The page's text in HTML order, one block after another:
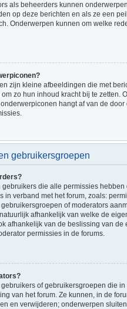
als beheerders kunnen
op deze berichten en als ze een
Onderwerpen kunnen om welke
zijn kleine afbeeldingen die met
zo hun inhoud kracht bij te zetten.
hangt af van de
gebruikersgroepen
gebruikers die alle permissies
in verband met het forum, zoals:
of moderators
afhankelijk van welke de
afhankelijk van de beslissing van de
permissies in de forums.
of gebruikersgroepen die in
van het forum. Ze kunnen, in de
en verwijderen; onderwerpen